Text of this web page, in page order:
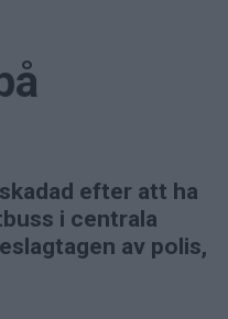
efter att ha
i centrala
av polis,